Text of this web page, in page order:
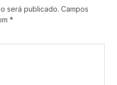
será publicado. Campos
*